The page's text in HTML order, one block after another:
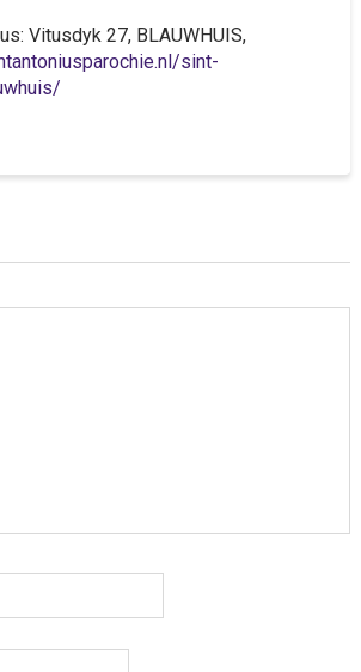
Vitusdyk 27, BLAUWHUIS,
sint-